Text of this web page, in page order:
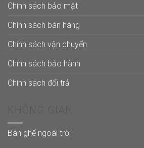
Chính sách bảo mật
Chính sách bán hàng
Chính sách vận chuyển
Chính sách bảo hành
Chính sách đổi trả
Bàn ghế ngoài trời